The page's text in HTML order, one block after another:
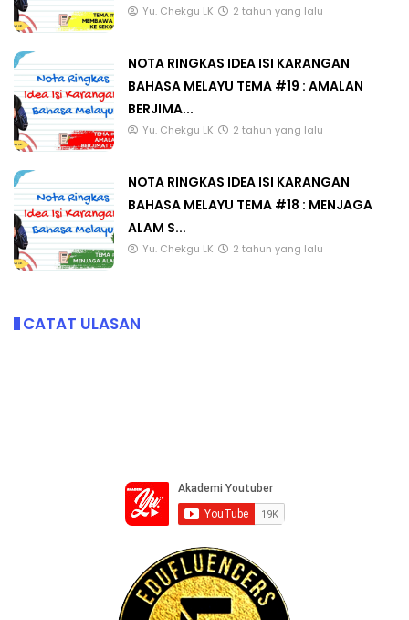
Yu. Chekgu LK 2 tahun yang lalu
NOTA RINGKAS IDEA ISI KARANGAN
BAHASA MELAYU TEMA #19 : AMALAN
BERJIMA...
Yu. Chekgu LK 2 tahun yang lalu
NOTA RINGKAS IDEA ISI KARANGAN
BAHASA MELAYU TEMA #18 : MENJAGA
ALAM S...
Yu. Chekgu LK 2 tahun yang lalu
CATAT ULASAN